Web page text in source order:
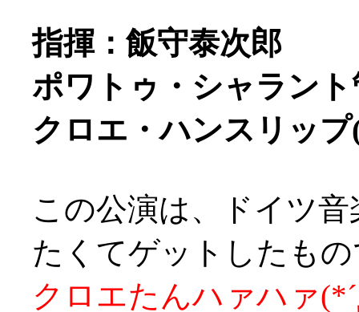
指揮：飯守泰次郎
ポワトゥ・シャラン
クロエ・ハンスリップ
この公演は、ドイツ
たくてゲットしたも
クロエたんハァハァ